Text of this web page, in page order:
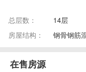
总层数： 14层
房屋结构：
钢骨钢筋
在售房源